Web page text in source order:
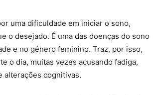
uma dificuldade em iniciar o sono,
o desejado. É uma das doenças do sono
e no género feminino. Traz, por isso,
o dia, muitas vezes acusando fadiga,
alterações cognitivas.